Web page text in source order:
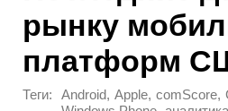
рынку
платформ
Теги: Android, Apple, comScore,